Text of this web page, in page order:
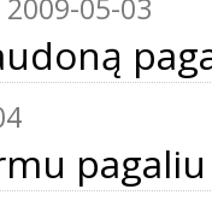
2009-05-03
pagaliu